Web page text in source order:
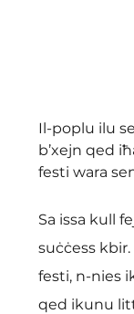
Il-poplu ilu
b’xejn qed
festi wara
Sa issa kull
suċċess
festi, n-nies
qed ikunu